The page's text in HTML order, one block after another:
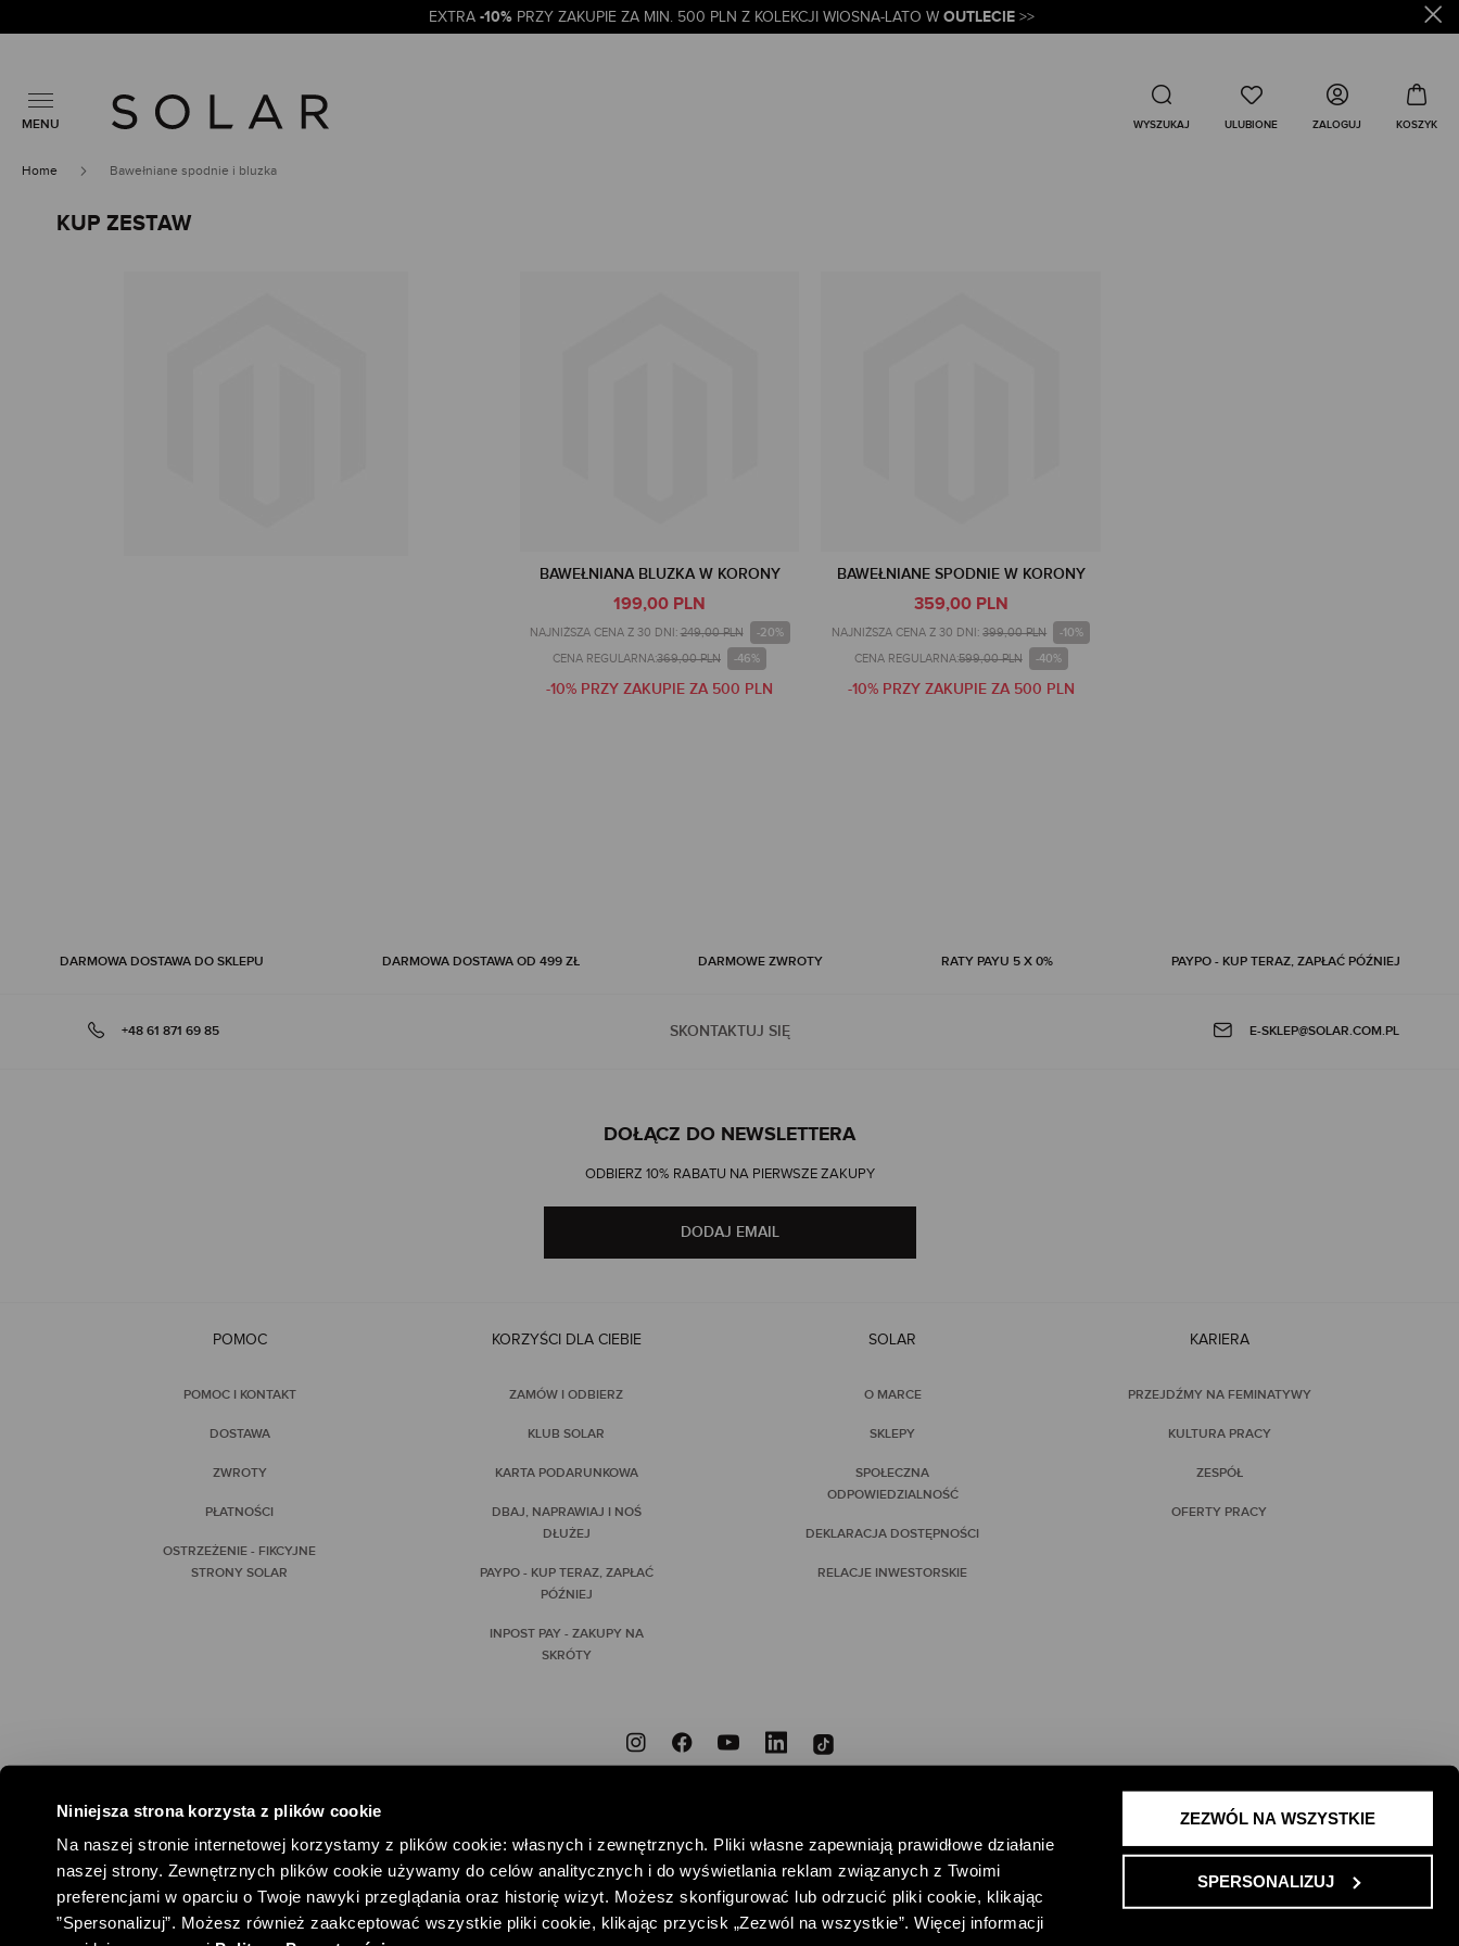
Niniejsza strona korzysta z plików cookie
Na naszej stronie internetowej korzystamy z plików cookie: własnych i zewnętrznych. Pliki własne zapewniają prawidłowe działanie
naszej strony. Zewnętrznych plików cookie używamy do celów analitycznych i do wyświetlania reklam związanych z Twoimi
preferencjami w oparciu o Twoje nawyki przeglądania oraz historię wizyt. Możesz skonfigurować lub odrzucić pliki cookie, klikając
”Spersonalizuj”. Możesz również zaakceptować wszystkie pliki cookie, klikając przycisk „Zezwól na wszystkie”. Więcej informacji
ZEZWÓL NA WSZYSTKIE
SPERSONALIZUJ
EXTRA -10% PRZY ZAKUPIE ZA MIN. 500 PLN Z KOLEKCJI WIOSNA-LATO W OUTLECIE >>
MENU ZALOGUJ
Home Bawełniane spodnie i bluzka
KUP ZESTAW
BAWEŁNIANA BLUZKA W KORONY
199,00 PLN
NAJNIŻSZA CENA Z 30 DNI: 249,00 PLN -20%
CENA REGULARNA:369,00 PLN -46%
-10% PRZY ZAKUPIE ZA 500 PLN
BAWEŁNIANE SPODNIE W KORONY
359,00 PLN
NAJNIŻSZA CENA Z 30 DNI: 399,00 PLN -10%
CENA REGULARNA:599,00 PLN -40%
-10% PRZY ZAKUPIE ZA 500 PLN
DARMOWA DOSTAWA DO SKLEPU DARMOWA DOSTAWA OD 499 ZŁ DARMOWE ZWROTY RATY PAYU 5 X 0% PAYPO - KUP TERAZ, ZAPŁAĆ PÓŹNIEJ
SKONTAKTUJ SIĘ
+48 61 871 69 85 E-SKLEP@SOLAR.COM.PL
DOŁĄCZ DO NEWSLETTERA
ODBIERZ 10% RABATU NA PIERWSZE ZAKUPY
DODAJ EMAIL
POMOC
POMOC I KONTAKT
DOSTAWA
ZWROTY
PŁATNOŚCI
OSTRZEŻENIE - FIKCYJNE
STRONY SOLAR
KORZYŚCI DLA CIEBIE
ZAMÓW I ODBIERZ
KLUB SOLAR
KARTA PODARUNKOWA
DBAJ, NAPRAWIAJ I NOŚ
DŁUŻEJ
PAYPO - KUP TERAZ, ZAPŁAĆ
PÓŹNIEJ
INPOST PAY - ZAKUPY NA
SKRÓTY
SOLAR
O MARCE
SKLEPY
SPOŁECZNA
ODPOWIEDZIALNOŚĆ
DEKLARACJA DOSTĘPNOŚCI
RELACJE INWESTORSKIE
KARIERA
PRZEJDŹMY NA FEMINATYWY
KULTURA PRACY
ZESPÓŁ
OFERTY PRACY
POMAGAJ – WSPIERAJĄC FUNDACJĘ CENTRUM PRAW KOBIET